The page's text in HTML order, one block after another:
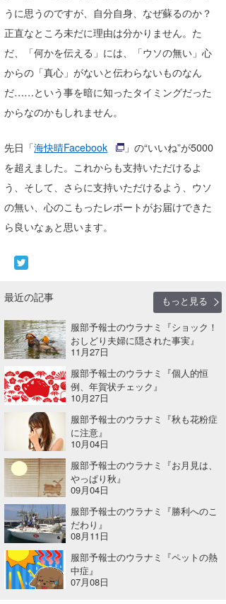
うに思うのですが、自分自身、なぜ蘇るのか？
正直なところ未だに理由は分かりません。た
だ、「何かを伝える」には、「ウソの無い」心
からの「真心」がないと伝わらないものなん
だ……という事を暗に知ったタイミングだった
からなのかもしれません。
先日「海快晴Facebook
」の“いいね”が5000
を超えました。これからも支持いただけるよ
う、そして、さらに支持いただけるよう、ウソ
の無い、心のこもったレポートがお届けできた
ら良いなぁと思います。
最近の記事
もっと見る
服部予報士のウラナミ『ショック！
おしどり夫婦に隠された事実』
11月27日
服部予報士のウラナミ『個人的恒
例、年賀状チェック』
10月27日
服部予報士のウラナミ『秋も花粉症
に注意』
10月04日
服部予報士のウラナミ『お月見は、
やっぱり秋』
09月04日
服部予報士のウラナミ『勝利へのこ
だわり』
08月11日
服部予報士のウラナミ『ペットの熱
中症』
07月08日
ハンマー
まっきー
三輪予報士
小川予報士
上條将美
唐澤予報士
SancheZ
予報士 hiro.
Mr.K
chappy
Romisea